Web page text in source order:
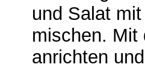
und Salat
mischen. Mit
anrichten